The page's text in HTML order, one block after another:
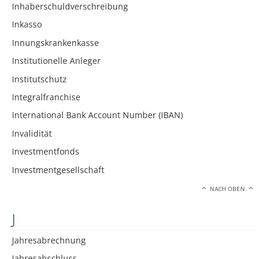
Inhaberschuldverschreibung
Inkasso
Innungskrankenkasse
Institutionelle Anleger
Institutschutz
Integralfranchise
International Bank Account Number (IBAN)
Invalidität
Investmentfonds
Investmentgesellschaft
NACH OBEN
J
Jahresabrechnung